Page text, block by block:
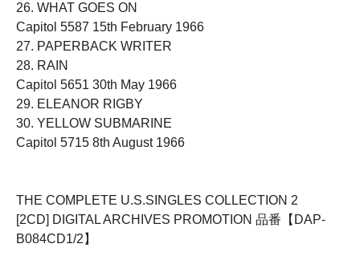
26. WHAT GOES ON
Capitol 5587 15th February 1966
27. PAPERBACK WRITER
28. RAIN
Capitol 5651 30th May 1966
29. ELEANOR RIGBY
30. YELLOW SUBMARINE
Capitol 5715 8th August 1966
THE COMPLETE U.S.SINGLES COLLECTION 2
[2CD] DIGITAL ARCHIVES PROMOTION 品番【DAP-
B084CD1/2】